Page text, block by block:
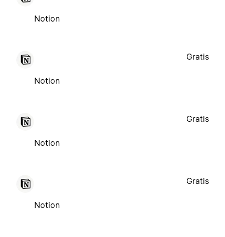
Notion
Notion
Gratis
Notion
Gratis
Notion
Gratis